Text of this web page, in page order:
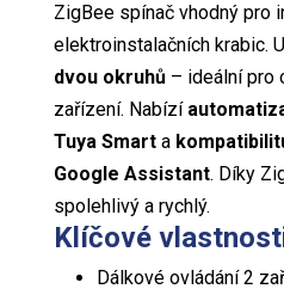
ZigBee spínač vhodný pro
elektroinstalačních krabic.
dvou okruhů – ideální pro
zařízení. Nabízí
Tuya Smart a
Google Assistant. Díky
spolehlivý a rychlý.
Klíčové
Dálkové ovládání 2